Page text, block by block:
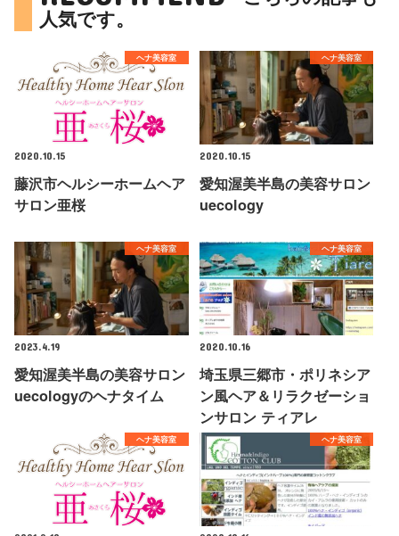
人気です。
ヘナ美容室
2020.10.15
藤沢市ヘルシーホームヘア
サロン亜桜
ヘナ美容室
2020.10.15
愛知渥美半島の美容サロン
uecology
ヘナ美容室
2023.4.19
愛知渥美半島の美容サロン
uecologyのヘナタイム
ヘナ美容室
2020.10.16
埼玉県三郷市・ポリネシア
ン風ヘア＆リラクゼーショ
ンサロン ティアレ
ヘナ美容室 ヘナ美容室